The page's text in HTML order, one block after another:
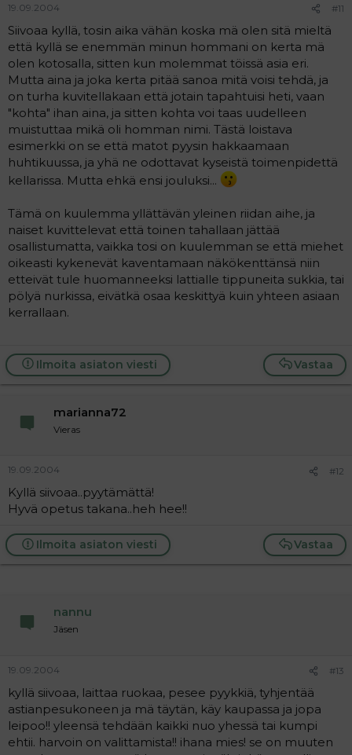
19.09.2004 #11
Siivoaa kyllä, tosin aika vähän koska mä olen sitä mieltä
että kyllä se enemmän minun hommani on kerta mä
olen kotosalla, sitten kun molemmat töissä asia eri.
Mutta aina ja joka kerta pitää sanoa mitä voisi tehdä, ja
on turha kuvitellakaan että jotain tapahtuisi heti, vaan
"kohta" ihan aina, ja sitten kohta voi taas uudelleen
muistuttaa mikä oli homman nimi. Tästä loistava
esimerkki on se että matot pyysin hakkaamaan
huhtikuussa, ja yhä ne odottavat kyseistä toimenpidettä
kellarissa. Mutta ehkä ensi jouluksi...
Tämä on kuulemma yllättävän yleinen riidan aihe, ja
naiset kuvittelevat että toinen tahallaan jättää
osallistumatta, vaikka tosi on kuulemman se että miehet
oikeasti kykenevät kaventamaan näkökenttänsä niin
etteivät tule huomanneeksi lattialle tippuneita sukkia, tai
pölyä nurkissa, eivätkä osaa keskittyä kuin yhteen asiaan
kerrallaan.
Vastaa
Ilmoita asiaton viesti
marianna72
Vieras
19.09.2004 #12
Kyllä siivoaa..pyytämättä!
Hyvä opetus takana..heh hee!!
Vastaa
Ilmoita asiaton viesti
nannu
Jäsen
19.09.2004 #13
kyllä siivoaa, laittaa ruokaa, pesee pyykkiä, tyhjentää
astianpesukoneen ja mä täytän, käy kaupassa ja jopa
leipoo!! yleensä tehdään kaikki nuo yhessä tai kumpi
ehtii. harvoin on valittamista!! ihana mies! se on muuten